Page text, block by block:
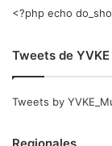
<?php echo
Tweets de
Tweets by
Regionales